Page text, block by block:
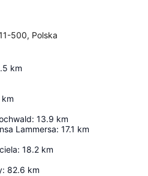
500, Polska
km
km
: 13.9 km
Lammersa: 17.1 km
: 18.2 km
: 82.6 km